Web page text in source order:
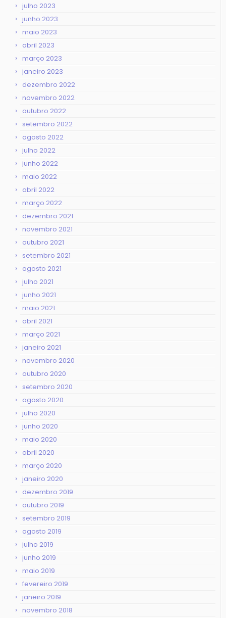
julho 2023
junho 2023
maio 2023
abril 2023
março 2023
janeiro 2023
dezembro 2022
novembro 2022
outubro 2022
setembro 2022
agosto 2022
julho 2022
junho 2022
maio 2022
abril 2022
março 2022
dezembro 2021
novembro 2021
outubro 2021
setembro 2021
agosto 2021
julho 2021
junho 2021
maio 2021
abril 2021
março 2021
janeiro 2021
novembro 2020
outubro 2020
setembro 2020
agosto 2020
julho 2020
junho 2020
maio 2020
abril 2020
março 2020
janeiro 2020
dezembro 2019
outubro 2019
setembro 2019
agosto 2019
julho 2019
junho 2019
maio 2019
fevereiro 2019
janeiro 2019
novembro 2018